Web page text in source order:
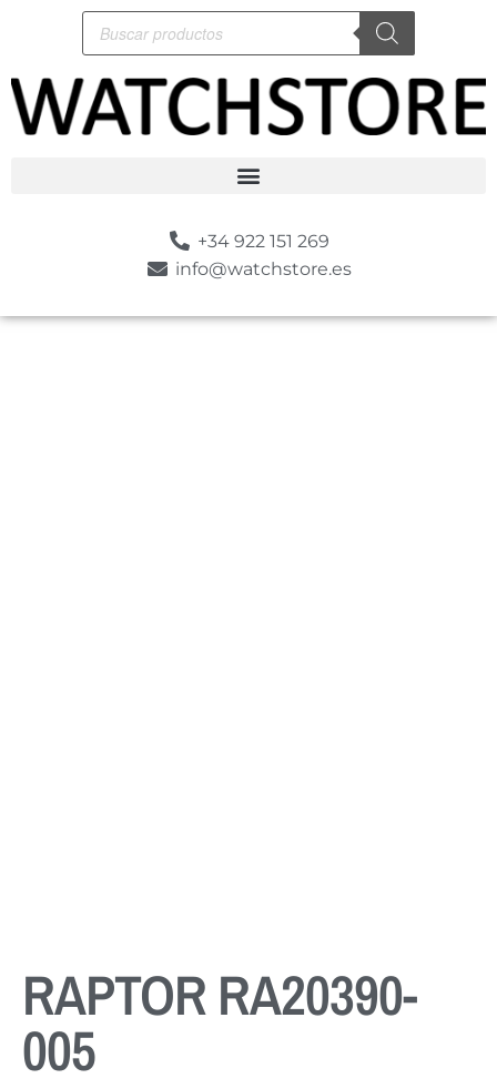
+34 922 151 269
info@watchstore.es
RAPTOR RA20390-
005